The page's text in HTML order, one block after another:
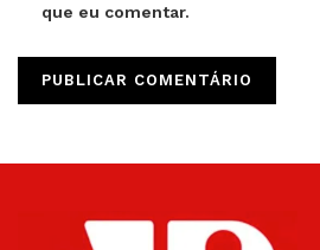
que eu comentar.